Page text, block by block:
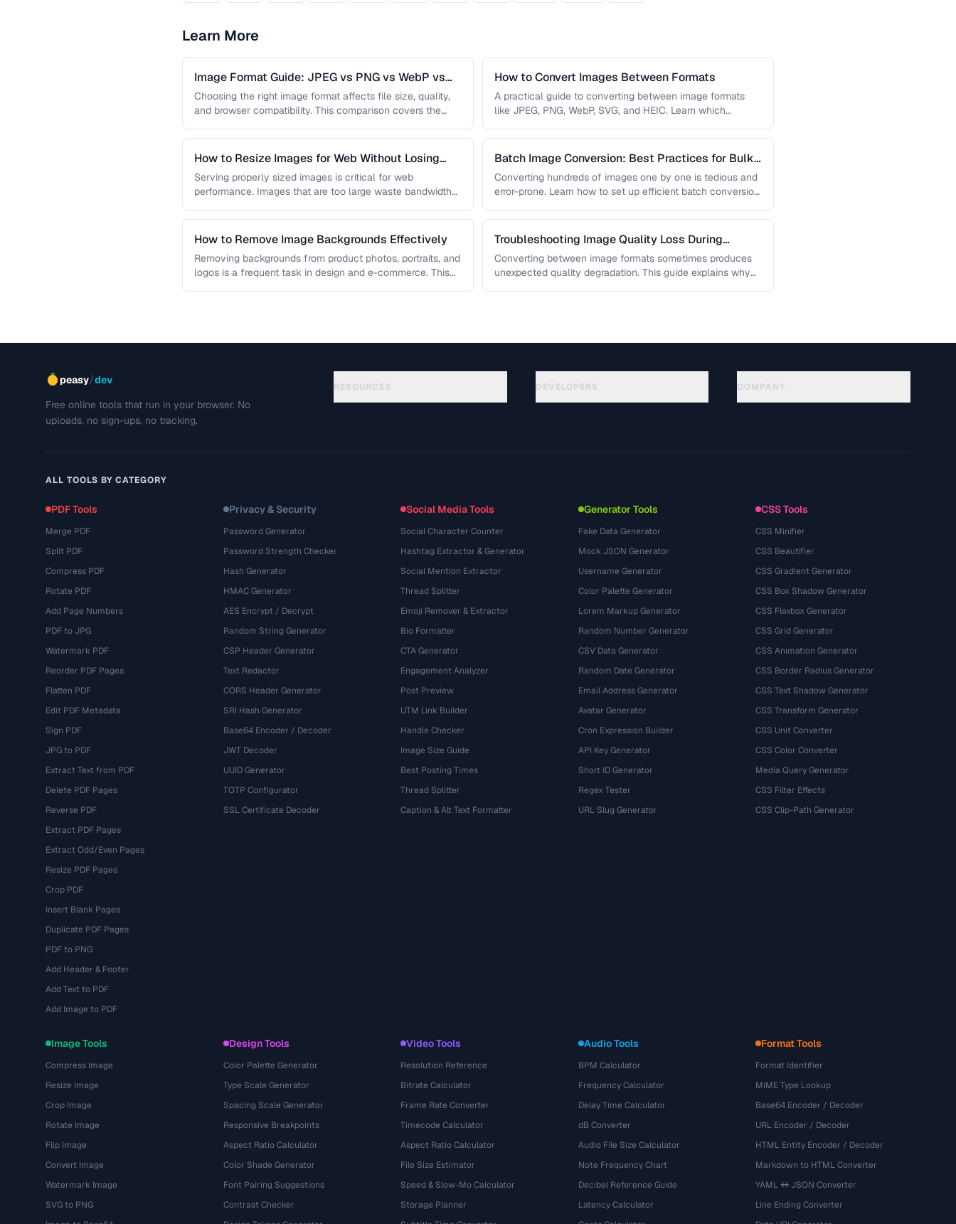
Learn More
Image Format Guide: JPEG vs PNG vs WebP vs
AVIF
Choosing the right image format affects file size, quality,
and browser compatibility. This comparison covers the
How to Convert Images Between Formats
A practical guide to converting between image formats
like JPEG, PNG, WebP, SVG, and HEIC. Learn which
How to Resize Images for Web Without Losing
Quality
Serving properly sized images is critical for web
performance. Images that are too large waste bandwidth
Batch Image Conversion: Best Practices for Bulk
Processing
Converting hundreds of images one by one is tedious and
error-prone. Learn how to set up efficient batch conversion
How to Remove Image Backgrounds Effectively
Removing backgrounds from product photos, portraits, and
logos is a frequent task in design and e-commerce. This
Troubleshooting Image Quality Loss During
Conversion
Converting between image formats sometimes produces
unexpected quality degradation. This guide explains why
peasy/dev
Free online tools that run in your browser. No
uploads, no sign-ups, no tracking.
RESOURCES DEVELOPERS COMPANY
ALL TOOLS BY CATEGORY
PDF Tools
Merge PDF
Split PDF
Compress PDF
Rotate PDF
Add Page Numbers
PDF to JPG
Watermark PDF
Reorder PDF Pages
Flatten PDF
Edit PDF Metadata
Sign PDF
JPG to PDF
Extract Text from PDF
Delete PDF Pages
Reverse PDF
Extract PDF Pages
Extract Odd/Even Pages
Resize PDF Pages
Crop PDF
Insert Blank Pages
Duplicate PDF Pages
PDF to PNG
Add Header & Footer
Add Text to PDF
Add Image to PDF
Privacy & Security
Password Generator
Password Strength Checker
Hash Generator
HMAC Generator
AES Encrypt / Decrypt
Random String Generator
CSP Header Generator
Text Redactor
CORS Header Generator
SRI Hash Generator
Base64 Encoder / Decoder
JWT Decoder
UUID Generator
TOTP Configurator
SSL Certificate Decoder
Social Media Tools
Social Character Counter
Hashtag Extractor & Generator
Social Mention Extractor
Thread Splitter
Emoji Remover & Extractor
Bio Formatter
CTA Generator
Engagement Analyzer
Post Preview
UTM Link Builder
Handle Checker
Image Size Guide
Best Posting Times
Thread Splitter
Caption & Alt Text Formatter
Generator Tools
Fake Data Generator
Mock JSON Generator
Username Generator
Color Palette Generator
Lorem Markup Generator
Random Number Generator
CSV Data Generator
Random Date Generator
Email Address Generator
Avatar Generator
Cron Expression Builder
API Key Generator
Short ID Generator
Regex Tester
URL Slug Generator
CSS Tools
CSS Minifier
CSS Beautifier
CSS Gradient Generator
CSS Box Shadow Generator
CSS Flexbox Generator
CSS Grid Generator
CSS Animation Generator
CSS Border Radius Generator
CSS Text Shadow Generator
CSS Transform Generator
CSS Unit Converter
CSS Color Converter
Media Query Generator
CSS Filter Effects
CSS Clip-Path Generator
Image Tools
Compress Image
Resize Image
Crop Image
Rotate Image
Flip Image
Convert Image
Watermark Image
SVG to PNG
Design Tools
Color Palette Generator
Type Scale Generator
Spacing Scale Generator
Responsive Breakpoints
Aspect Ratio Calculator
Color Shade Generator
Font Pairing Suggestions
Contrast Checker
Video Tools
Resolution Reference
Bitrate Calculator
Frame Rate Converter
Timecode Calculator
Aspect Ratio Calculator
File Size Estimator
Speed & Slow-Mo Calculator
Storage Planner
Audio Tools
BPM Calculator
Frequency Calculator
Delay Time Calculator
dB Converter
Audio File Size Calculator
Note Frequency Chart
Decibel Reference Guide
Latency Calculator
Format Tools
Format Identifier
MIME Type Lookup
Base64 Encoder / Decoder
URL Encoder / Decoder
HTML Entity Encoder / Decoder
Markdown to HTML Converter
YAML ↔ JSON Converter
Line Ending Converter